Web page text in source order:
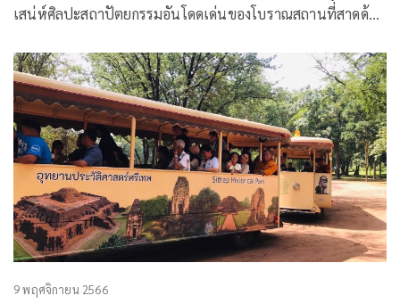
เสน่ห์ศิลปะสถาปัตยกรรมอันโดดเด่นของโบราณสถานที่สาดด้วย
ตาตื่นใจกับความเป็นที่สุดของประวัติศาสตร์ จนประสบผลสำเร็จ
มีประชาชนจำนวนมากสนใจ
9 พฤศจิกายน 2566